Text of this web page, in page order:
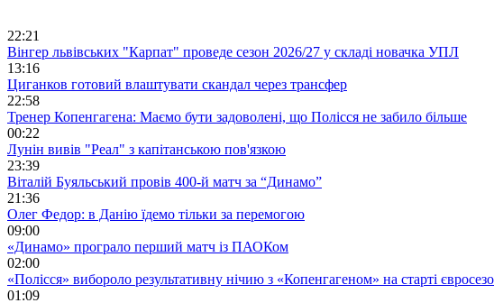
22:21
Вінгер львівських "Карпат" проведе сезон 2026/27 у складі новачка УПЛ
13:16
Циганков готовий влаштувати скандал через трансфер
22:58
Тренер Копенгагена: Маємо бути задоволені, що Полісся не забило більше
00:22
Лунін вивів "Реал" з капітанською пов'язкою
23:39
Віталій Буяльський провів 400-й матч за “Динамо”
21:36
Олег Федор: в Данію їдемо тільки за перемогою
09:00
«Динамо» програло перший матч із ПАОКом
02:00
«Полісся» вибороло результативну нічию з «Копенгагеном» на старті
01:09